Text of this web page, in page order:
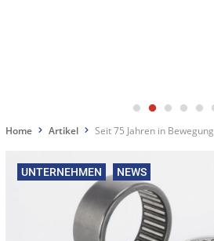
Home Artikel Seit 75 Jahren in Bewegung
UNTERNEHMEN NEWS